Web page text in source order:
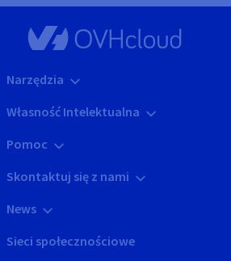
Narzędzia
Własność Intelektualna
Pomoc
Skontaktuj się z nami
News
Sieci społecznościowe